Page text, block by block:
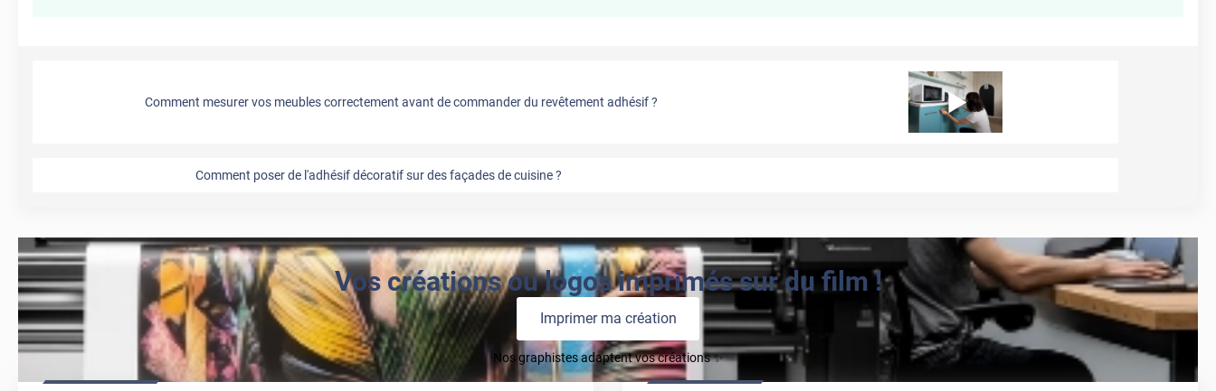
Comment mesurer vos meubles correctement avant de commander du revêtement adhésif ?
Comment poser de l'adhésif décoratif sur des façades de cuisine ?
Vos créations ou logos imprimés sur du film !
Imprimer ma création
Nos graphistes adaptent vos créations ✨